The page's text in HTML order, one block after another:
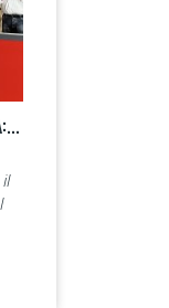
INGEGNERIA DELLA MOTO DA CORSA: LA 14ª EDIZIONE TAGLIA IL TRAGUARDO.